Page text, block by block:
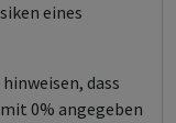
eines
dass
0% angegeben